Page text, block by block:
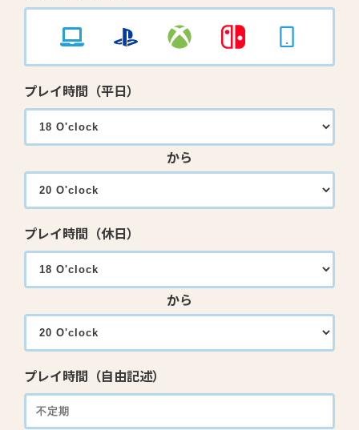
プレイ時間（平日）
から
プレイ時間（休日）
から
プレイ時間（自由記述）